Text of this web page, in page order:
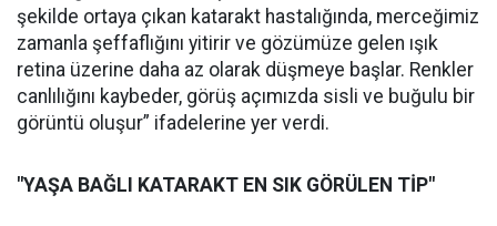
şekilde ortaya çıkan katarakt hastalığında, merceğimiz
zamanla şeffaflığını yitirir ve gözümüze gelen ışık
retina üzerine daha az olarak düşmeye başlar. Renkler
canlılığını kaybeder, görüş açımızda sisli ve buğulu bir
görüntü oluşur” ifadelerine yer verdi.
"YAŞA BAĞLI KATARAKT EN SIK GÖRÜLEN TİP"